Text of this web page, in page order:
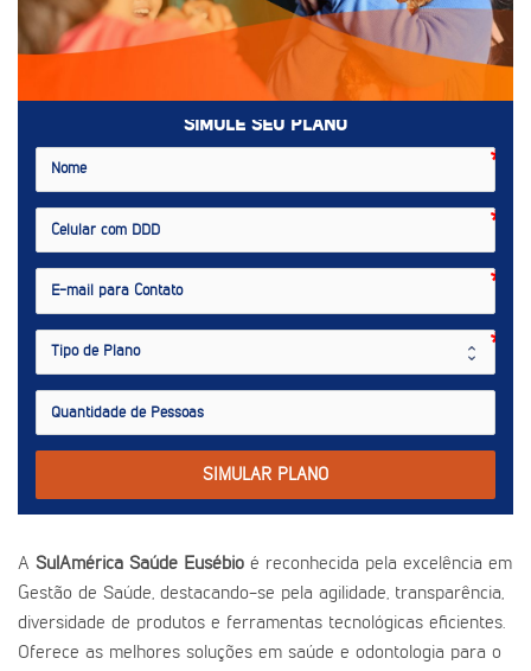
SIMULE SEU PLANO
SIMULAR PLANO
A SulAmérica Saúde Eusébio é reconhecida pela excelência em
Gestão de Saúde, destacando-se pela agilidade, transparência,
diversidade de produtos e ferramentas tecnológicas eficientes.
Oferece as melhores soluções em saúde e odontologia para o